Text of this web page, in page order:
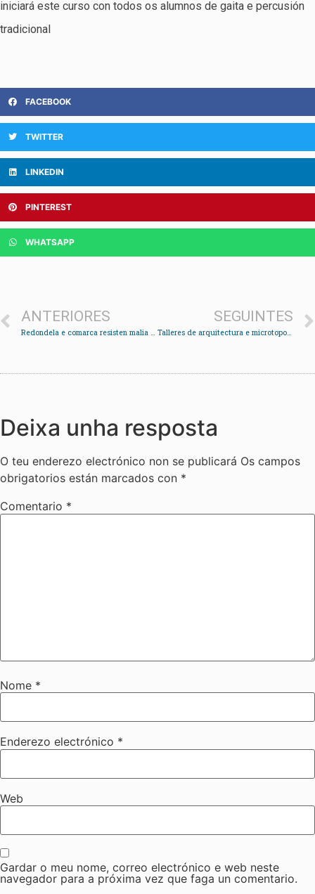
iniciará este curso con todos os alumnos de gaita e percusión
tradicional
FACEBOOK
TWITTER
LINKEDIN
PINTEREST
WHATSAPP
ANTERIORES
Redondela e comarca resisten malia a caída do emprego no sector servizos
SEGUINTES
Talleres de arquitectura e microtoponimia
Deixa unha resposta
O teu enderezo electrónico non se publicará Os campos
obrigatorios están marcados con *
Comentario *
Nome *
Enderezo electrónico *
Web
Gardar o meu nome, correo electrónico e web neste
navegador para a próxima vez que faga un comentario.